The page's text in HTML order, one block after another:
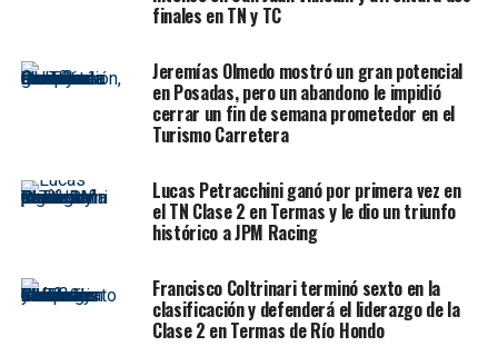
de su temporada 2026 en el Autódromo Internacional
emociones, sobrepasos y cambios importantes en la
lucha por el campeonato.
El gran ganador del fin de semana fue
temporada con el Chevrolet Cruze del Salvita Racing,
sumó la totalidad de los puntos disponibles y desplazó a
Facundo Chapur de la cima del campeonato.
ParaJeremías Olmedo, representante de Rosario de la
Frontera, el balance dejó sensaciones encontradas. El
finales en TN y TC
Jeremías Olmedo mostró un gran potencial
en Posadas, pero un abandono le impidió
cerrar un fin de semana prometedor en el
Turismo Carretera
Lucas Petracchini ganó por primera vez en
el TN Clase 2 en Termas y le dio un triunfo
histórico a JPM Racing
Francisco Coltrinari terminó sexto en la
clasificación y defenderá el liderazgo de la
Clase 2 en Termas de Río Hondo